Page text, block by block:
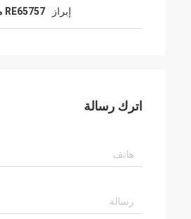
إبراز RE65757 محمل,محامل الجرار JD
اترك رسالة